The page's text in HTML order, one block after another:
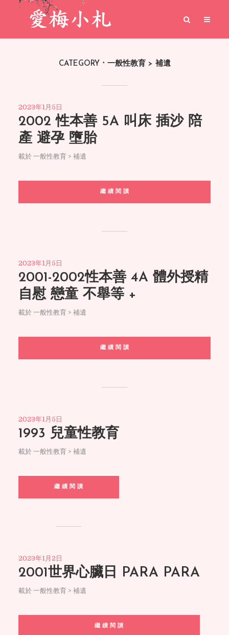
CATEGORY 一般性教育 > 補遺
2023年1月5日
2002 性本善 5A 叫床 插沙 陪
產 避孕 墮胎
載於 一般性教育 > 補遺
繼 續 閱 讀
2023年1月5日
2001-2002性本善 4A 體外授精
自慰 戀童 不舉等 +
載於 一般性教育 > 補遺
繼 續 閱 讀
2023年1月5日
1993 兒童性教育
載於 一般性教育 > 補遺
繼 續 閱 讀
2023年1月2日
2001世界心臟日 PARA PARA
載於 一般性教育 > 補遺
繼 續 閱 讀